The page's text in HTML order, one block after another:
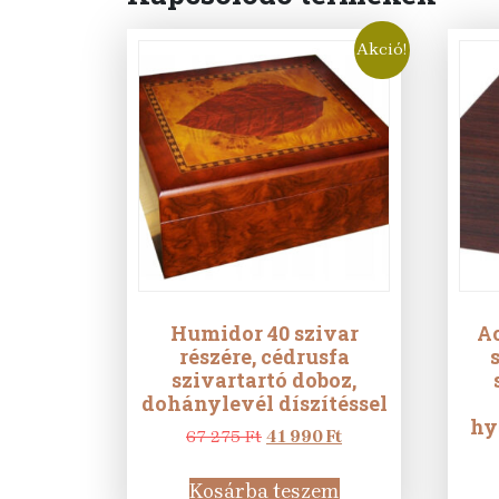
Akció!
Humidor 40 szivar
részére, cédrusfa
szivartartó doboz,
dohánylevél díszítéssel
67 275Ft Original
was:
41 990FtCurrent
Kosárba teszem